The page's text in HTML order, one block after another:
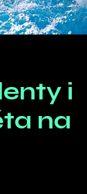
i
na